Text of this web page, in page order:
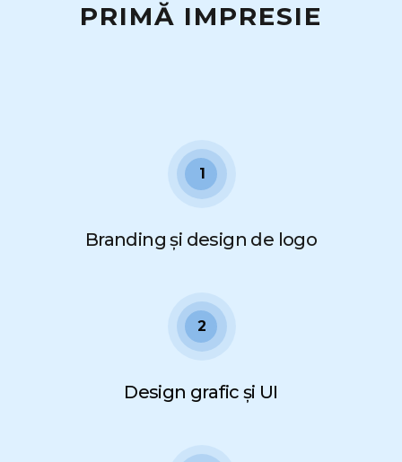
PRIMĂ IMPRESIE
1
Branding și design de logo
2
Design grafic și UI